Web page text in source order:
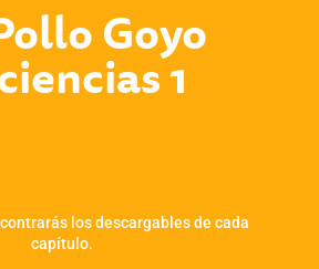
Goyo
1
los descargables de cada
capítulo.